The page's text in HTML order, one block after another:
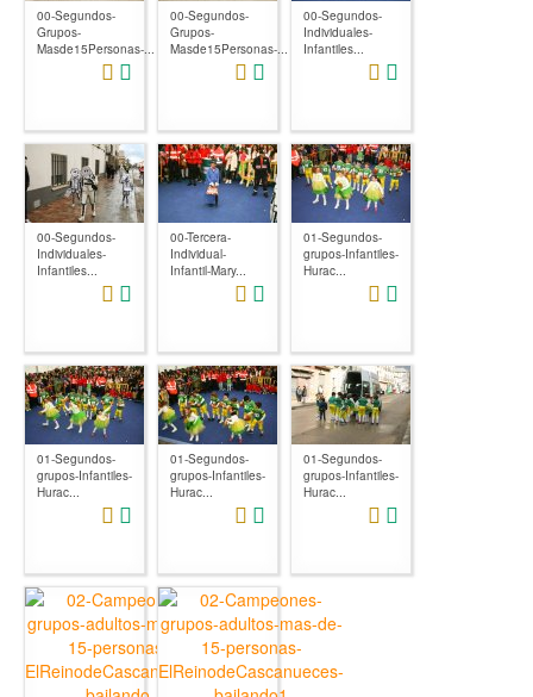
00-Segundos-
Grupos-
Masde15Personas-...
00-Segundos-
Grupos-
Masde15Personas-...
00-Segundos-
Individuales-
Infantiles...
00-Segundos-
Individuales-
Infantiles...
00-Tercera-
Individual-
Infantil-Mary...
01-Segundos-
grupos-Infantiles-
Hurac...
01-Segundos-
grupos-Infantiles-
Hurac...
01-Segundos-
grupos-Infantiles-
Hurac...
01-Segundos-
grupos-Infantiles-
Hurac...